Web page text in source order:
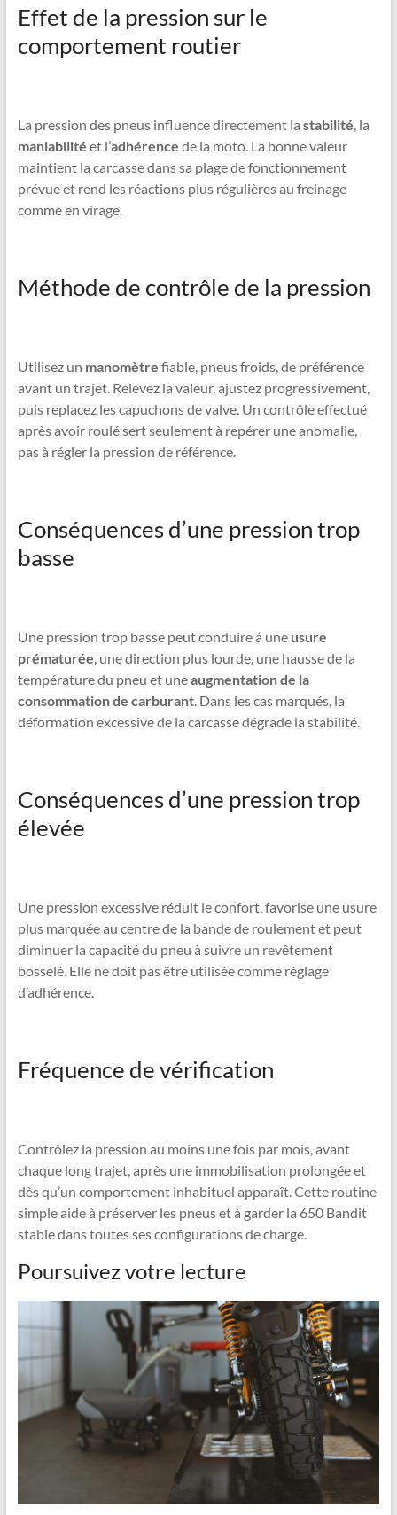
Effet de la pression sur le
comportement routier
La pression des pneus influence directement la stabilité, la
maniabilité et l’adhérence de la moto. La bonne valeur
maintient la carcasse dans sa plage de fonctionnement
prévue et rend les réactions plus régulières au freinage
comme en virage.
Méthode de contrôle de la pression
Utilisez un manomètre fiable, pneus froids, de préférence
avant un trajet. Relevez la valeur, ajustez progressivement,
puis replacez les capuchons de valve. Un contrôle effectué
après avoir roulé sert seulement à repérer une anomalie,
pas à régler la pression de référence.
Conséquences d’une pression trop
basse
Une pression trop basse peut conduire à une usure
prématurée, une direction plus lourde, une hausse de la
température du pneu et uneaugmentation de la
consommation de carburant. Dans les cas marqués, la
déformation excessive de la carcasse dégrade la stabilité.
Conséquences d’une pression trop
élevée
Une pression excessive réduit le confort, favorise une usure
plus marquée au centre de la bande de roulement et peut
diminuer la capacité du pneu à suivre un revêtement
bosselé. Elle ne doit pas être utilisée comme réglage
d’adhérence.
Fréquence de vérification
Contrôlez la pression au moins une fois par mois, avant
chaque long trajet, après une immobilisation prolongée et
dès qu’un comportement inhabituel apparaît. Cette routine
simple aide à préserver les pneus et à garder la 650 Bandit
stable dans toutes ses configurations de charge.
Poursuivez votre lecture